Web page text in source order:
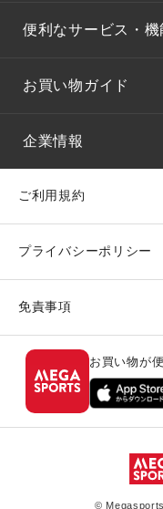
便利なサービス・機
お買い物ガイド
企業情報
ご利用規約
プライバシーポリシー
免責事項
お買い物が
©